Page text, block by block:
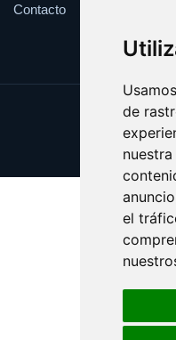
de
el
Contacto
Update